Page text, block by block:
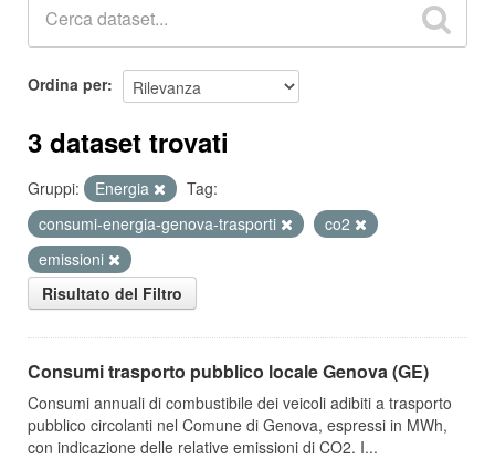
Ordina per
3 dataset trovati
Gruppi: Energia
Tag:
consumi-energia-genova-trasporti
co2
emissioni
Risultato del Filtro
Consumi trasporto pubblico locale Genova (GE)
Consumi annuali di combustibile dei veicoli adibiti a trasporto
pubblico circolanti nel Comune di Genova, espressi in MWh,
con indicazione delle relative emissioni di CO2. I...